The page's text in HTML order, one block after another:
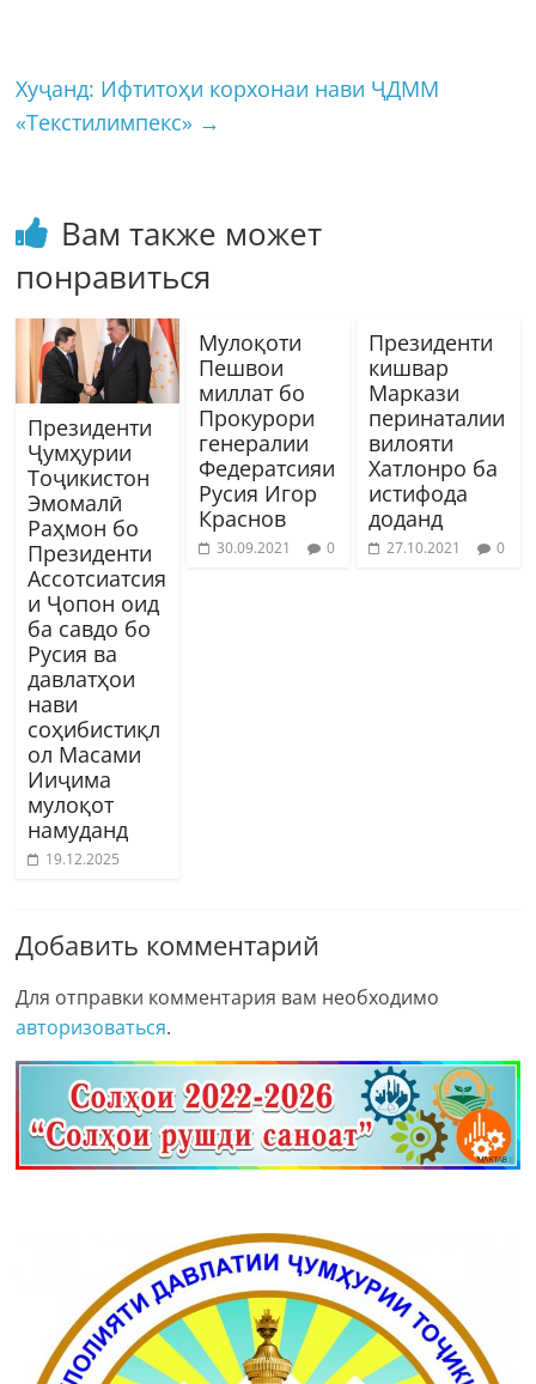
Хуҷанд: Ифтитоҳи корхонаи нави ҶДММ
«Текстилимпекс» →
Вам также может
понравиться
Президенти
Ҷумҳурии
Тоҷикистон
Эмомалӣ
Раҳмон бо
Президенти
Ассотсиатсия
и Ҷопон оид
ба савдо бо
Русия ва
давлатҳои
нави
соҳибистиқл
ол Масами
Ииҷима
мулоқот
намуданд
19.12.2025
Мулоқоти
Пешвои
миллат бо
Прокурори
генералии
Федератсияи
Русия Игор
Краснов
30.09.2021 0
Президенти
кишвар
Маркази
перинаталии
вилояти
Хатлонро ба
истифода
доданд
27.10.2021 0
Добавить комментарий
Для отправки комментария вам необходимо
авторизоваться.